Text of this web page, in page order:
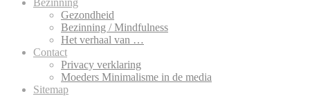
Bezinning
Gezondheid
Bezinning / Mindfulness
Het verhaal van …
Contact
Privacy verklaring
Moeders Minimalisme in de media
Sitemap